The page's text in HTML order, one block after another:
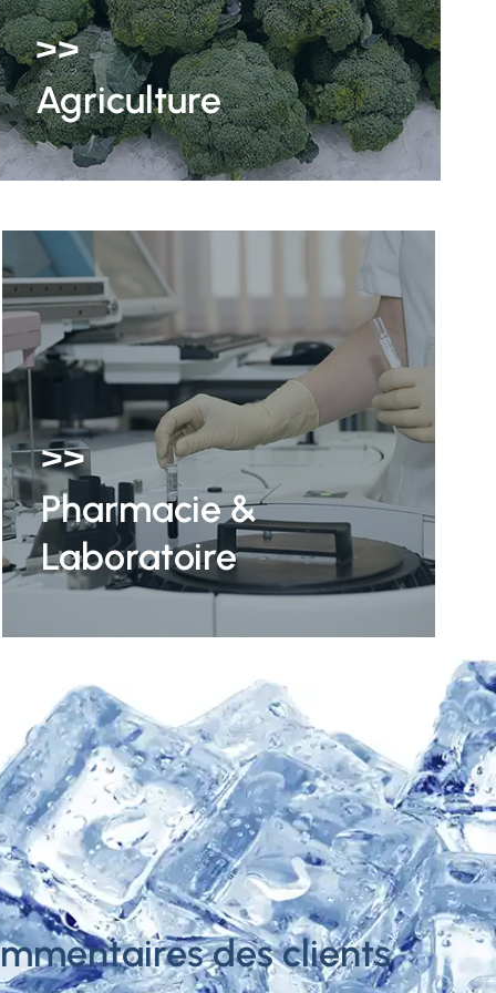
>>
Agriculture
>>
Pharmacie &
Laboratoire
des clients